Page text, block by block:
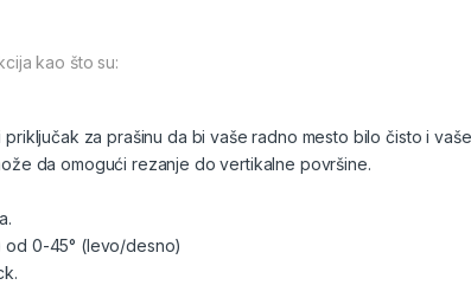
kao što su:
za prašinu da bi vaše radno mesto bilo čisto i
da omogući rezanje do vertikalne površine.
od 0-45° (levo/desno)